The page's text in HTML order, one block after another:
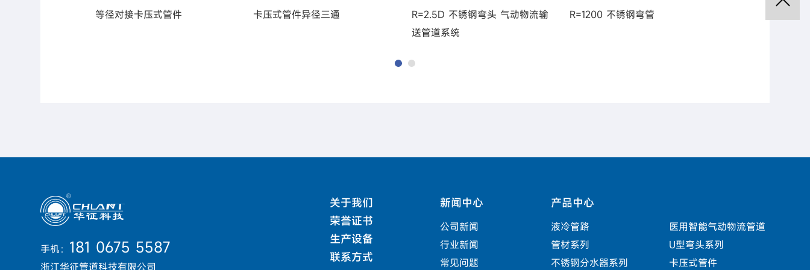
等径对接卡压式管件 卡压式管件异径三通
R=2.5D 不锈钢弯头 气动物流输
送管道系统
R=1200 不锈钢弯管
手机： 181 0675 5587
浙江华征管道科技有限公司
关于我们
荣誉证书
生产设备
联系方式
新闻中心
公司新闻
行业新闻
常见问题
产品中心
液冷管路
医用智能气动物流管道
管材系列
U型弯头系列
不锈钢分水器系列
卡压式管件